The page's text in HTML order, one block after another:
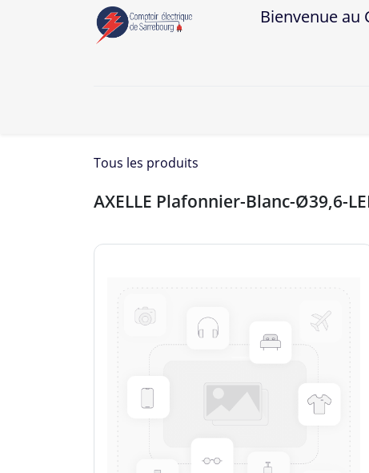
Bienvenue au
Tous les produits
AXELLE Plafonnier-Blanc-Ø39,6-